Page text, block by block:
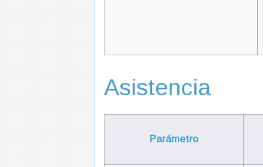
Asistencia
Parámetro